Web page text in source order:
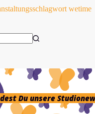
wetime
Du unsere